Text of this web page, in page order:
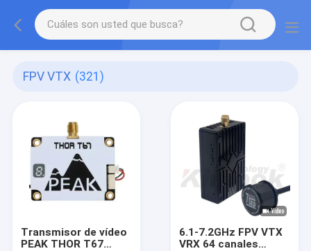
FPV VTX (321)
Transmisor de vídeo
PEAK THOR T67
6.1-7.2GHz FPV VTX
VRX 64 canales